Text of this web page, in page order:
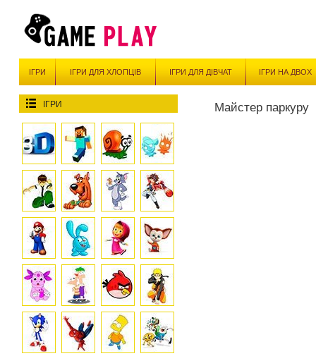
ІГРИ ІГРИ ДЛЯ ХЛОПЦІВ ІГРИ ДЛЯ ДІВЧАТ ІГРИ НА ДВОХ
ІГРИ Майстер паркуру